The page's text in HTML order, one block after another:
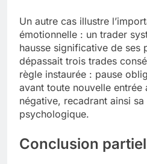
Un autre cas illustre
émotionnelle : un trader
hausse significative de ses
dépassait trois trades
règle instaurée : pause
avant toute nouvelle entrée
négative, recadrant ainsi
psychologique.
Conclusion